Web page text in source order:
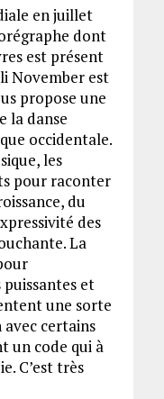
en juillet
dont
est présent
November est
propose une
la danse
occidentale.
les
pour raconter
du
des
La
et
une sorte
certains
un code qui à
C’est très